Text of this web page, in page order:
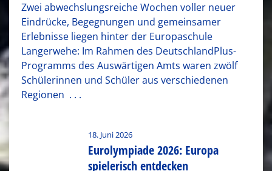
Zwei abwechslungsreiche Wochen voller neuer
Eindrücke, Begegnungen und gemeinsamer
Erlebnisse liegen hinter der Europaschule
Langerwehe: Im Rahmen des DeutschlandPlus-
Programms des Auswärtigen Amts waren zwölf
Schülerinnen und Schüler aus verschiedenen
Regionen . . .
18. Juni 2026
Eurolympiade 2026: Europa
spielerisch entdecken